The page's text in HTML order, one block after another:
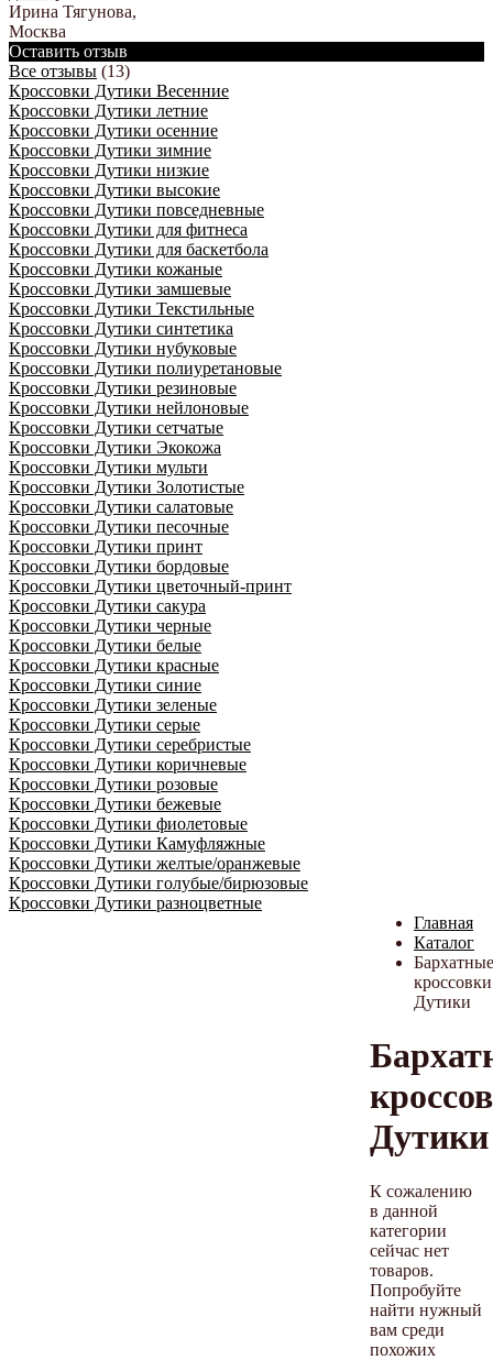
Ирина Тягунова,
Москва
Оставить отзыв
Все отзывы (13)
Кроссовки Дутики Весенние
Кроссовки Дутики летние
Кроссовки Дутики осенние
Кроссовки Дутики зимние
Кроссовки Дутики низкие
Кроссовки Дутики высокие
Кроссовки Дутики повседневные
Кроссовки Дутики для фитнеса
Кроссовки Дутики для баскетбола
Кроссовки Дутики кожаные
Кроссовки Дутики замшевые
Кроссовки Дутики Текстильные
Кроссовки Дутики синтетика
Кроссовки Дутики нубуковые
Кроссовки Дутики полиуретановые
Кроссовки Дутики резиновые
Кроссовки Дутики нейлоновые
Кроссовки Дутики сетчатые
Кроссовки Дутики Экокожа
Кроссовки Дутики мульти
Кроссовки Дутики Золотистые
Кроссовки Дутики салатовые
Кроссовки Дутики песочные
Кроссовки Дутики принт
Кроссовки Дутики бордовые
Кроссовки Дутики цветочный-принт
Кроссовки Дутики сакура
Кроссовки Дутики черные
Кроссовки Дутики белые
Кроссовки Дутики красные
Кроссовки Дутики синие
Кроссовки Дутики зеленые
Кроссовки Дутики серые
Кроссовки Дутики серебристые
Кроссовки Дутики коричневые
Кроссовки Дутики розовые
Кроссовки Дутики бежевые
Кроссовки Дутики фиолетовые
Кроссовки Дутики Камуфляжные
Кроссовки Дутики желтые/оранжевые
Кроссовки Дутики голубые/бирюзовые
Кроссовки Дутики разноцветные
Главная
Каталог
Бархатные
кроссовки
Дутики
Дутики
К сожалению
в данной
категории
сейчас нет
товаров.
Попробуйте
найти нужный
вам среди
похожих